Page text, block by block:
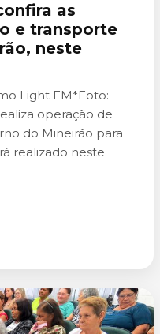
as
e transporte
neste
Light FM*Foto:
operação de
do Mineirão para
realizado neste